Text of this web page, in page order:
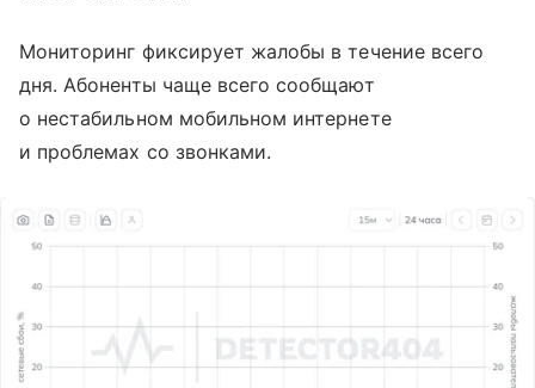
Мониторинг фиксирует жалобы в течение всего
дня. Абоненты чаще всего сообщают
о нестабильном мобильном интернете
и проблемах со звонками.